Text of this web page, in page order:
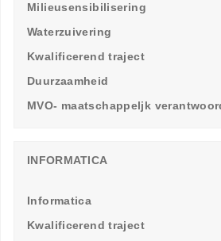
Milieusensibilisering
Waterzuivering
Kwalificerend traject
Duurzaamheid
MVO- maatschappeljk
INFORMATICA
Informatica
Kwalificerend traject